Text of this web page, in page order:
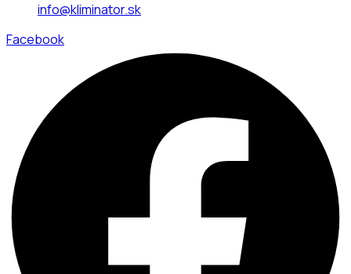
info@kliminator.sk
Facebook